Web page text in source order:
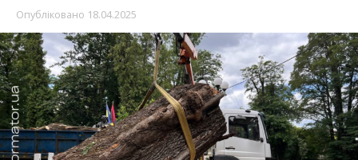
Опубліковано 18.04.2025